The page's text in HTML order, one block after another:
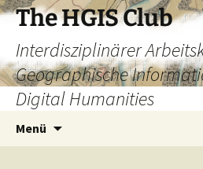
Zum
Inhalt
springen
The HGIS Club
Interdisziplinärer
Geographische
Digital Humanities
Menü